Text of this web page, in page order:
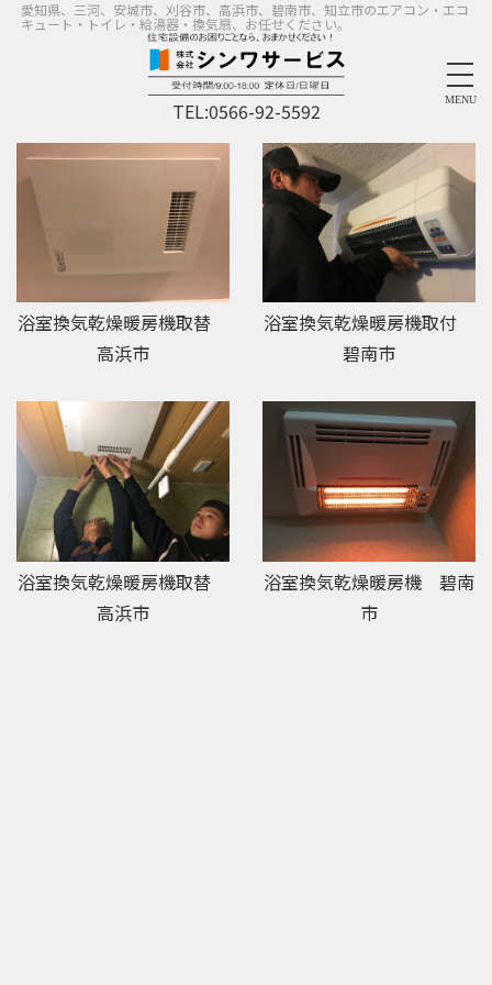
愛知県、三河、安城市、刈谷市、高浜市、碧南市、知立市のエアコン・エコ
キュート・トイレ・給湯器・換気扇、お任せください。
MENU
TEL:0566-92-5592
浴室換気乾燥暖房機取替
高浜市
浴室換気乾燥暖房機取付
碧南市
浴室換気乾燥暖房機取替
高浜市
浴室換気乾燥暖房機 碧南
市